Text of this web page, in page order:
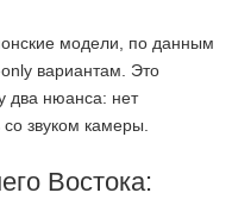
модели, по данным
вариантам. Это
два нюанса: нет
звуком камеры.
Востока: